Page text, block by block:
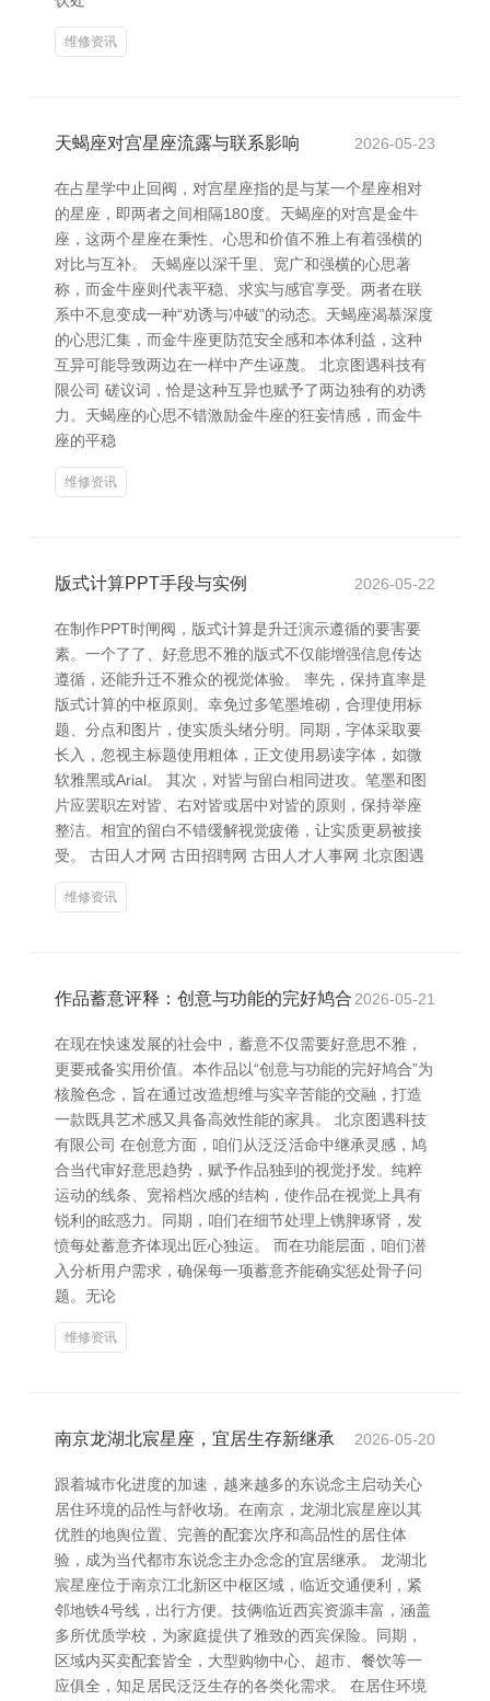
维修资讯
天蝎座对宫星座流露与联系影响 2026-05-23
在占星学中止回阀，对宫星座指的是与某一个星座相对
的星座，即两者之间相隔180度。天蝎座的对宫是金牛
座，这两个星座在秉性、心思和价值不雅上有着强横的
对比与互补。 天蝎座以深千里、宽广和强横的心思著
称，而金牛座则代表平稳、求实与感官享受。两者在联
系中不息变成一种“劝诱与冲破”的动态。天蝎座渴慕深度
的心思汇集，而金牛座更防范安全感和本体利益，这种
互异可能导致两边在一样中产生诬蔑。 北京图遇科技有
限公司 磋议词，恰是这种互异也赋予了两边独有的劝诱
力。天蝎座的心思不错激励金牛座的狂妄情感，而金牛
座的平稳
维修资讯
版式计算PPT手段与实例 2026-05-22
在制作PPT时闸阀，版式计算是升迁演示遵循的要害要
素。一个了了、好意思不雅的版式不仅能增强信息传达
遵循，还能升迁不雅众的视觉体验。 率先，保持直率是
版式计算的中枢原则。幸免过多笔墨堆砌，合理使用标
题、分点和图片，使实质头绪分明。同期，字体采取要
长入，忽视主标题使用粗体，正文使用易读字体，如微
软雅黑或Arial。 其次，对皆与留白相同进攻。笔墨和图
片应罢职左对皆、右对皆或居中对皆的原则，保持举座
整洁。相宜的留白不错缓解视觉疲倦，让实质更易被接
受。 古田人才网 古田招聘网 古田人才人事网 北京图遇
维修资讯
作品蓄意评释：创意与功能的完好鸠合 2026-05-21
在现在快速发展的社会中，蓄意不仅需要好意思不雅，
更要戒备实用价值。本作品以“创意与功能的完好鸠合”为
核脸色念，旨在通过改造想维与实辛苦能的交融，打造
一款既具艺术感又具备高效性能的家具。 北京图遇科技
有限公司 在创意方面，咱们从泛泛活命中继承灵感，鸠
合当代审好意思趋势，赋予作品独到的视觉抒发。纯粹
运动的线条、宽裕档次感的结构，使作品在视觉上具有
锐利的眩惑力。同期，咱们在细节处理上镌脾琢肾，发
愤每处蓄意齐体现出匠心独运。 而在功能层面，咱们潜
入分析用户需求，确保每一项蓄意齐能确实惩处骨子问
题。无论
维修资讯
南京龙湖北宸星座，宜居生存新继承 2026-05-20
跟着城市化进度的加速，越来越多的东说念主启动关心
居住环境的品性与舒收场。在南京，龙湖北宸星座以其
优胜的地舆位置、完善的配套次序和高品性的居住体
验，成为当代都市东说念主办念念的宜居继承。 龙湖北
宸星座位于南京江北新区中枢区域，临近交通便利，紧
邻地铁4号线，出行方便。技俩临近西宾资源丰富，涵盖
多所优质学校，为家庭提供了雅致的西宾保险。同期，
区域内买卖配套皆全，大型购物中心、超市、餐饮等一
应俱全，知足居民泛泛生存的各类化需求。 在居住环境